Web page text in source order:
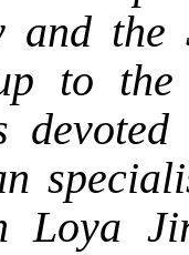
and
to
Loya